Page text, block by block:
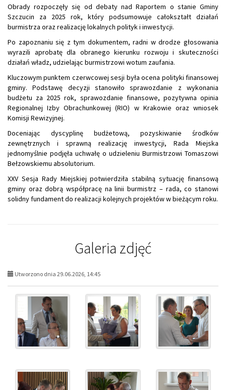
Obrady rozpoczęły się od debaty nad Raportem o stanie Gminy
Szczucin za 2025 rok, który podsumowuje całokształt działań
burmistrza oraz realizację lokalnych polityk i inwestycji.
Po zapoznaniu się z tym dokumentem, radni w drodze głosowania
wyrazili aprobatę dla obranego kierunku rozwoju i skuteczności
działań władz, udzielając burmistrzowi wotum zaufania.
Kluczowym punktem czerwcowej sesji była ocena polityki finansowej
gminy. Podstawę decyzji stanowiło sprawozdanie z wykonania
budżetu za 2025 rok, sprawozdanie finansowe, pozytywna opinia
Regionalnej Izby Obrachunkowej (RIO) w Krakowie oraz wniosek
Komisji Rewizyjnej.
Doceniając dyscyplinę budżetową, pozyskiwanie środków
zewnętrznych i sprawną realizację inwestycji, Rada Miejska
jednomyślnie podjęła uchwałę o udzieleniu Burmistrzowi Tomaszowi
Bełzowskiemu absolutorium.
XXV Sesja Rady Miejskiej potwierdziła stabilną sytuację finansową
gminy oraz dobrą współpracę na linii burmistrz – rada, co stanowi
solidny fundament do realizacji kolejnych projektów w bieżącym roku.
Galeria zdjęć
Utworzono dnia 29.06.2026, 14:45